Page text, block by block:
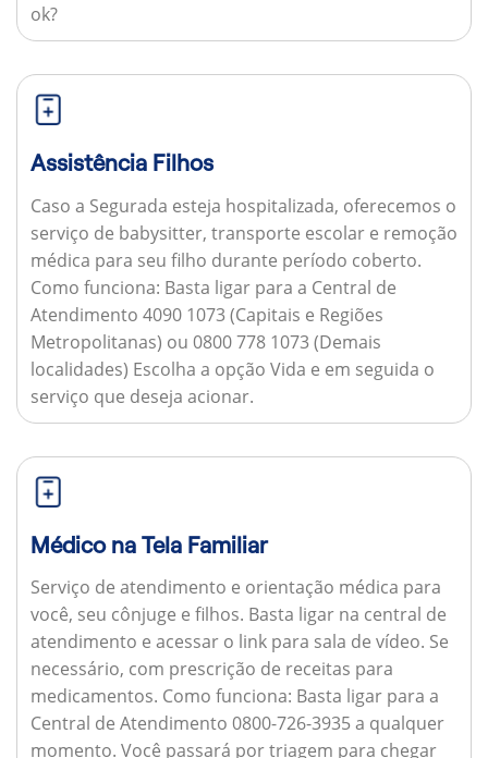
ok?
Assistência Filhos
Caso a Segurada esteja hospitalizada, oferecemos o
serviço de babysitter, transporte escolar e remoção
médica para seu filho durante período coberto.
Como funciona: Basta ligar para a Central de
Atendimento 4090 1073 (Capitais e Regiões
Metropolitanas) ou 0800 778 1073 (Demais
localidades) Escolha a opção Vida e em seguida o
serviço que deseja acionar.
Médico na Tela Familiar
Serviço de atendimento e orientação médica para
você, seu cônjuge e filhos. Basta ligar na central de
atendimento e acessar o link para sala de vídeo. Se
necessário, com prescrição de receitas para
medicamentos. Como funciona: Basta ligar para a
Central de Atendimento 0800-726-3935 a qualquer
momento. Você passará por triagem para chegar